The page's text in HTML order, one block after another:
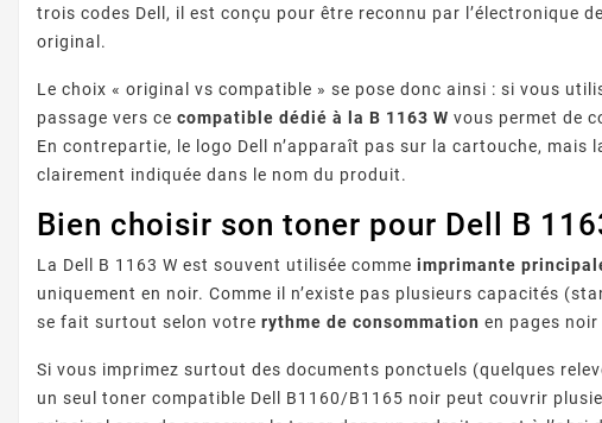
trois codes Dell, il est conçu pour être reconnu par l’électronique
original.
Le choix « original vs compatible » se pose donc ainsi : si vous
passage vers cecompatible dédié à la B 1163 W vous permet de
En contrepartie, le logo Dell n’apparaît pas sur la cartouche,
clairement indiquée dans le nom du produit.
Bien choisir son toner pour Dell B
La Dell B 1163 W est souvent utilisée commeimprimante
uniquement en noir. Comme il n’existe pas plusieurs capacités
se fait surtout selon votrerythme de consommation en pages
Si vous imprimez surtout des documents ponctuels (quelques
un seul toner compatible Dell B1160/B1165 noir peut couvrir